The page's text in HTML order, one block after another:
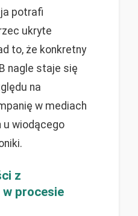
potrafi
ukryte
to, że konkretny
nagle staje się
na
w mediach
u wiodącego
z
procesie